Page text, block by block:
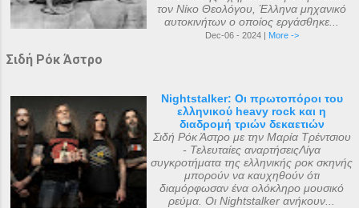
τον Νίκο Θεολόγου, Έλληνα μηχανικό
αυτοκινήτων ο οποίος εργάσθηκε...
Dec-06 - 2024 | More ->
Σιδή Ρόκ Άστρο
Nightstalker: Οι πρωτοπόροι του
ελληνικού heavy rock και η
διαδρομή τριών δεκαετιών
Σιδή Ρόκ Άστρο με την Μαρία Τρέντσιου
- Τελευταίες αναρτήσειςΛίγα
συγκροτήματα της ελληνικής ροκ σκηνής
μπορούν να καυχηθούν ότι
διαμόρφωσαν ένα ολόκληρο μουσικό
ρεύμα. Οι Nightstalker ανήκουν...